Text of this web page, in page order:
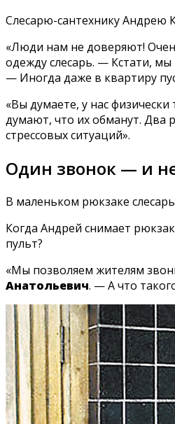
Слесарю-сантехнику Андрею
«Люди нам не доверяют!
одежду слесарь. — Кстати,
— Иногда даже в квартиру
«Вы думаете, у нас
думают, что их обманут. Два
стрессовых ситуаций».
Один звонок — и
В маленьком рюкзаке
Когда Андрей снимает
пульт?
«Мы позволяем жителям
Анатольевич. — А что